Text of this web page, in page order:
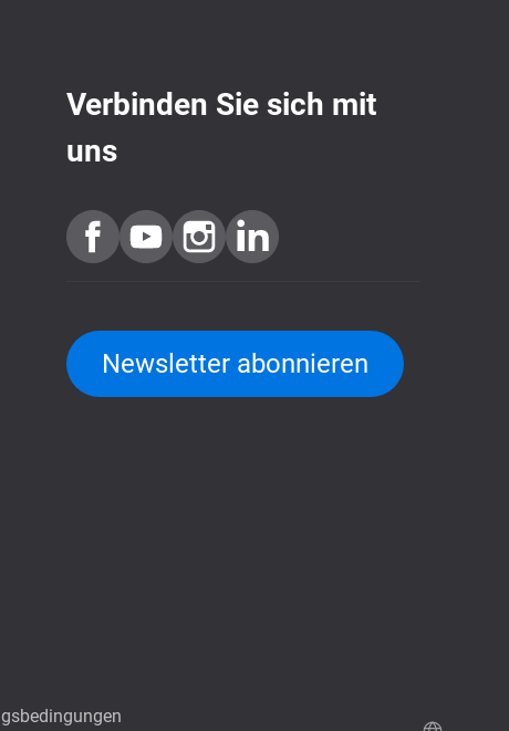
Verbinden Sie sich mit
uns
Newsletter abonnieren